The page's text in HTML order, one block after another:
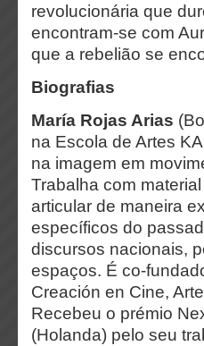
revolucionária que
encontram-se com
que a rebelião se
Biografias
María Rojas Arias
na Escola de Artes
na imagem em
Trabalha com
articular de maneira
específicos do
discursos nacionais,
espaços. É co-
Creación en Cine,
Recebeu o prémio
(Holanda) pelo seu